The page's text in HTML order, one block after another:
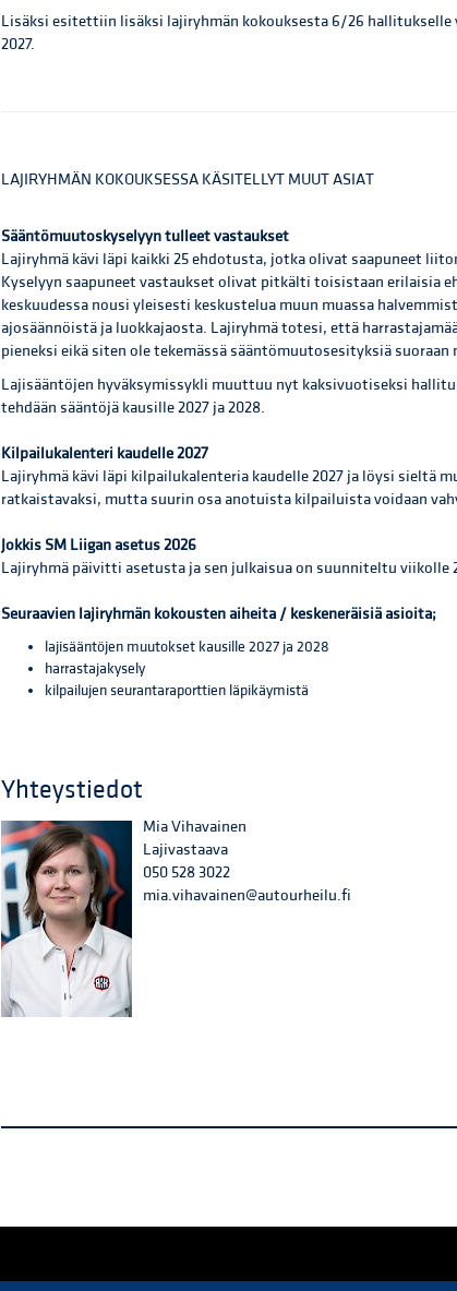
Lisäksi esitettiin lisäksi lajiryhmän kokouksesta 6/26
2027.
LAJIRYHMÄN KOKOUKSESSA KÄSITELLYT MUUT ASIAT
Sääntömuutoskyselyyn tulleet vastaukset
Lajiryhmä kävi läpi kaikki 25 ehdotusta, jotka olivat saapuneet
Kyselyyn saapuneet vastaukset olivat pitkälti toisistaan erilaisia
keskuudessa nousi yleisesti keskustelua muun muassa
ajosäännöistä ja luokkajaosta. Lajiryhmä totesi, että
pieneksi eikä siten ole tekemässä sääntömuutosesityksiä
Lajisääntöjen hyväksymissykli muuttuu nyt kaksivuotiseksi
tehdään sääntöjä kausille 2027 ja 2028.
Kilpailukalenteri kaudelle 2027
Lajiryhmä kävi läpi kilpailukalenteria kaudelle 2027 ja löysi sieltä
ratkaistavaksi, mutta suurin osa anotuista kilpailuista voidaan
Jokkis SM Liigan asetus 2026
Lajiryhmä päivitti asetusta ja sen julkaisua on suunniteltu viikolle
Seuraavien lajiryhmän kokousten aiheita / keskeneräisiä asioita;
lajisääntöjen muutokset kausille 2027 ja 2028
harrastajakysely
kilpailujen seurantaraporttien läpikäymistä
Yhteystiedot
Mia Vihavainen
Lajivastaava
050 528 3022
mia.vihavainen@autourheilu.fi